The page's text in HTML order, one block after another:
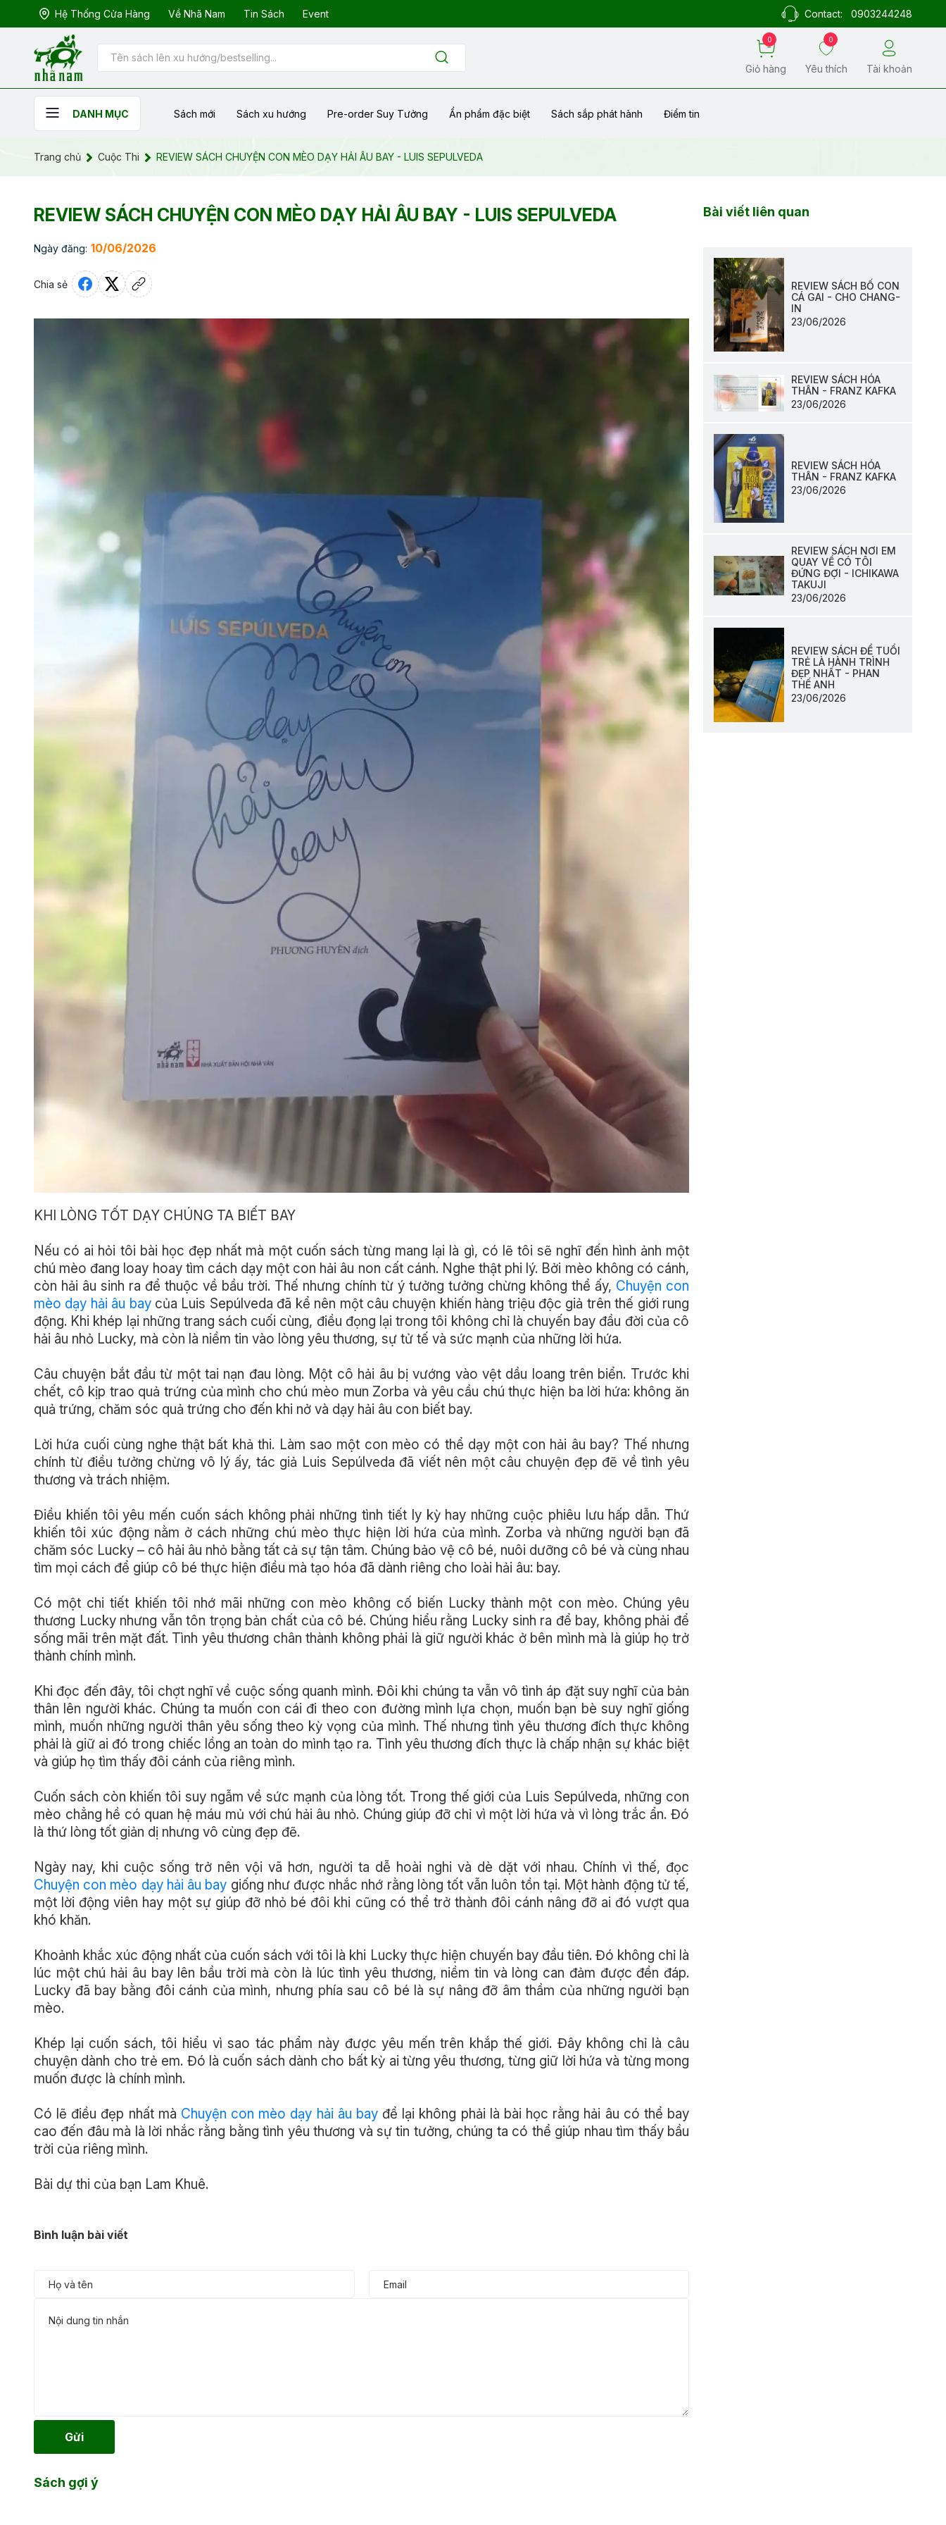
Hệ Thống Cửa Hàng Về Nhã Nam Tin Sách Event Contact: 0903244248
0
Giỏ hàng
0
Yêu thích Tài khoản
DANH MỤC Sách mới Sách xu hướng Pre-order Suy Tưởng Ẩn phẩm đặc biệt Sách sắp phát hành Điểm tin
Trang chủ Cuộc Thi REVIEW SÁCH CHUYỆN CON MÈO DẠY HẢI ÂU BAY - LUIS SEPULVEDA
REVIEW SÁCH CHUYỆN CON MÈO DẠY HẢI ÂU BAY - LUIS SEPULVEDA
Ngày đăng: 10/06/2026
Chia sẻ
KHI LÒNG TỐT DẠY CHÚNG TA BIẾT BAY
Nếu có ai hỏi tôi bài học đẹp nhất mà một cuốn sách từng mang lại là gì, có lẽ tôi sẽ nghĩ đến hình ảnh một
chú mèo đang loay hoay tìm cách dạy một con hải âu non cất cánh. Nghe thật phi lý. Bởi mèo không có cánh,
còn hải âu sinh ra để thuộc về bầu trời. Thế nhưng chính từ ý tưởng tưởng chừng không thể ấy, Chuyện con
mèo dạy hải âu baycủa Luis Sepúlveda đã kể nên một câu chuyện khiến hàng triệu độc giả trên thế giới rung
động. Khi khép lại những trang sách cuối cùng, điều đọng lại trong tôi không chỉ là chuyến bay đầu đời của cô
hải âu nhỏ Lucky, mà còn là niềm tin vào lòng yêu thương, sự tử tế và sức mạnh của những lời hứa.
Câu chuyện bắt đầu từ một tai nạn đau lòng. Một cô hải âu bị vướng vào vệt dầu loang trên biển. Trước khi
chết, cô kịp trao quả trứng của mình cho chú mèo mun Zorba và yêu cầu chú thực hiện ba lời hứa: không ăn
quả trứng, chăm sóc quả trứng cho đến khi nở và dạy hải âu con biết bay.
Lời hứa cuối cùng nghe thật bất khả thi. Làm sao một con mèo có thể dạy một con hải âu bay? Thế nhưng
chính từ điều tưởng chừng vô lý ấy, tác giả Luis Sepúlveda đã viết nên một câu chuyện đẹp đẽ về tình yêu
thương và trách nhiệm.
Điều khiến tôi yêu mến cuốn sách không phải những tình tiết ly kỳ hay những cuộc phiêu lưu hấp dẫn. Thứ
khiến tôi xúc động nằm ở cách những chú mèo thực hiện lời hứa của mình. Zorba và những người bạn đã
chăm sóc Lucky – cô hải âu nhỏ bằng tất cả sự tận tâm. Chúng bảo vệ cô bé, nuôi dưỡng cô bé và cùng nhau
tìm mọi cách để giúp cô bé thực hiện điều mà tạo hóa đã dành riêng cho loài hải âu: bay.
Có một chi tiết khiến tôi nhớ mãi những con mèo không cố biến Lucky thành một con mèo. Chúng yêu
thương Lucky nhưng vẫn tôn trọng bản chất của cô bé. Chúng hiểu rằng Lucky sinh ra để bay, không phải để
sống mãi trên mặt đất. Tình yêu thương chân thành không phải là giữ người khác ở bên mình mà là giúp họ trở
thành chính mình.
Khi đọc đến đây, tôi chợt nghĩ về cuộc sống quanh mình. Đôi khi chúng ta vẫn vô tình áp đặt suy nghĩ của bản
thân lên người khác. Chúng ta muốn con cái đi theo con đường mình lựa chọn, muốn bạn bè suy nghĩ giống
mình, muốn những người thân yêu sống theo kỳ vọng của mình. Thế nhưng tình yêu thương đích thực không
phải là giữ ai đó trong chiếc lồng an toàn do mình tạo ra. Tình yêu thương đích thực là chấp nhận sự khác biệt
và giúp họ tìm thấy đôi cánh của riêng mình.
Cuốn sách còn khiến tôi suy ngẫm về sức mạnh của lòng tốt. Trong thế giới của Luis Sepúlveda, những con
mèo chẳng hề có quan hệ máu mủ với chú hải âu nhỏ. Chúng giúp đỡ chỉ vì một lời hứa và vì lòng trắc ẩn. Đó
là thứ lòng tốt giản dị nhưng vô cùng đẹp đẽ.
Ngày nay, khi cuộc sống trở nên vội vã hơn, người ta dễ hoài nghi và dè dặt với nhau. Chính vì thế, đọc
Chuyện con mèo dạy hải âu bay giống như được nhắc nhớ rằng lòng tốt vẫn luôn tồn tại. Một hành động tử tế,
một lời động viên hay một sự giúp đỡ nhỏ bé đôi khi cũng có thể trở thành đôi cánh nâng đỡ ai đó vượt qua
khó khăn.
Khoảnh khắc xúc động nhất của cuốn sách với tôi là khi Lucky thực hiện chuyến bay đầu tiên. Đó không chỉ là
lúc một chú hải âu bay lên bầu trời mà còn là lúc tình yêu thương, niềm tin và lòng can đảm được đền đáp.
Lucky đã bay bằng đôi cánh của mình, nhưng phía sau cô bé là sự nâng đỡ âm thầm của những người bạn
mèo.
Khép lại cuốn sách, tôi hiểu vì sao tác phẩm này được yêu mến trên khắp thế giới. Đây không chỉ là câu
chuyện dành cho trẻ em. Đó là cuốn sách dành cho bất kỳ ai từng yêu thương, từng giữ lời hứa và từng mong
muốn được là chính mình.
Có lẽ điều đẹp nhất mà Chuyện con mèo dạy hải âu bayđể lại không phải là bài học rằng hải âu có thể bay
cao đến đâu mà là lời nhắc rằng bằng tình yêu thương và sự tin tưởng, chúng ta có thể giúp nhau tìm thấy bầu
trời của riêng mình.
Bài dự thi của bạn Lam Khuê.
Bài viết liên quan
REVIEW SÁCH BỐ CON
CÁ GAI - CHO CHANG-
IN
23/06/2026
REVIEW SÁCH HÓA
THÂN - FRANZ KAFKA
23/06/2026
REVIEW SÁCH HÓA
THÂN - FRANZ KAFKA
23/06/2026
REVIEW SÁCH NƠI EM
QUAY VỀ CÓ TÔI
ĐỨNG ĐỢI - ICHIKAWA
TAKUJI
23/06/2026
REVIEW SÁCH ĐỂ TUỔI
TRẺ LÀ HÀNH TRÌNH
ĐẸP NHẤT - PHAN
THẾ ANH
23/06/2026
Bình luận bài viết
Gửi
Sách gợi ý